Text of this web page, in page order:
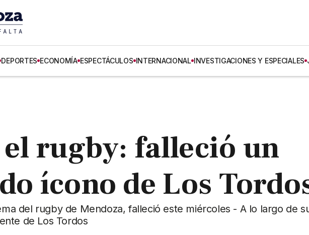
DEPORTES ECONOMÍA ESPECTÁCULOS INTERNACIONAL INVESTIGACIONES Y ESPECIALES
rugby: falleció un
ícono de Los
del rugby de Mendoza, falleció este miércoles - A lo largo de
de Los Tordos